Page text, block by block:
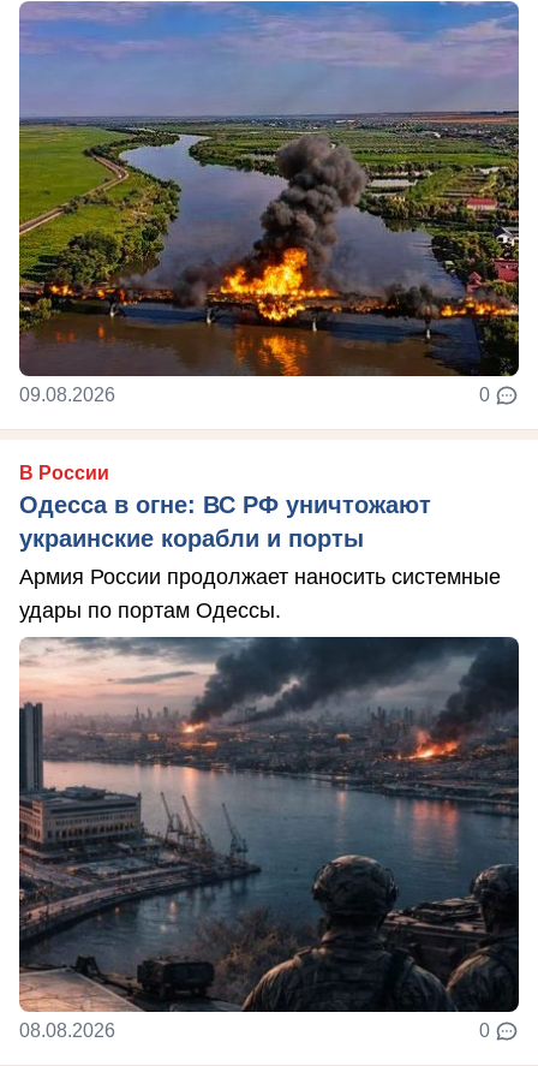
09.08.2026 0
В России
Одесса в огне: ВС РФ уничтожают
украинские корабли и порты
Армия России продолжает наносить системные
удары по портам Одессы.
08.08.2026 0